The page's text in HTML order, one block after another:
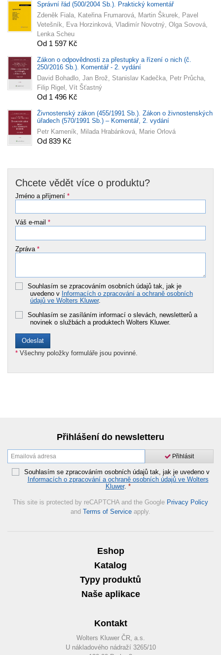
Správní řád (500/2004 Sb.). Praktický komentář
Zdeněk Fiala, Kateřina Frumarová, Martin Škurek, Pavel
Vetešník, Eva Horzinková, Vladimír Novotný, Olga Sovová,
Lenka Scheu
Od 1 597 Kč
Zákon o odpovědnosti za přestupky a řízení o nich (č.
250/2016 Sb.). Komentář - 2. vydání
David Bohadlo, Jan Brož, Stanislav Kadečka, Petr Průcha,
Filip Rigel, Vít Šťastný
Od 1 496 Kč
Živnostenský zákon (455/1991 Sb.). Zákon o živnostenských
úřadech (570/1991 Sb.) – Komentář, 2. vydání
Petr Kameník, Milada Hrabánková, Marie Orlová
Od 839 Kč
Chcete vědět více o produktu?
Jméno a příjmení *
Váš e-mail *
Zpráva *
Souhlasím se zpracováním osobních údajů tak, jak je
uvedeno v Informacích o zpracování a ochraně osobních
údajů ve Wolters Kluwer.
Souhlasím se zasíláním informací o slevách, newsletterů a
novinek o službách a produktech Wolters Kluwer.
* Všechny položky formuláře jsou povinné.
Přihlášení do newsletteru
Přihlásit
Souhlasím se zpracováním osobních údajů tak, jak je uvedeno v
Informacích o zpracování a ochraně osobních údajů ve Wolters
Kluwer. *
This site is protected by reCAPTCHA and the Google Privacy Policy
and Terms of Service apply.
Eshop
Katalog
Typy produktů
Naše aplikace
Kontakt
Wolters Kluwer ČR, a.s.
U nákladového nádraží 3265/10